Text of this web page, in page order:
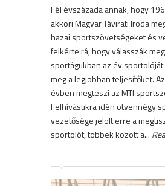
Fél évszázada annak, hogy
akkori Magyar Távirati Iroda
hazai sportszövetségeket és
felkérte rá, hogy válasszák
sportágukban az év
meg a legjobban teljesítőket.
évben megteszi az MTI
Felhívásukra idén ötvennégy
vezetősége jelölt erre a
sportolót, többek között a...